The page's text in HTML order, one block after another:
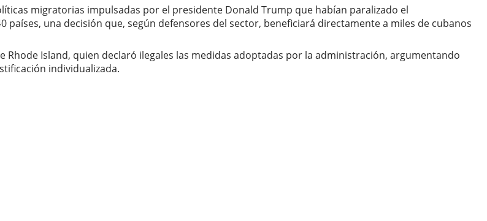
migratorias impulsadas por el presidente Donald Trump que habían paralizado el
una decisión que, según defensores del sector, beneficiará directamente a miles de cubanos
Rhode Island, quien declaró ilegales las medidas adoptadas por la administración, argumentando
individualizada.